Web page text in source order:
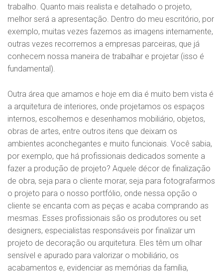
trabalho. Quanto mais realista e detalhado o projeto,
melhor será a apresentação. Dentro do meu escritório, por
exemplo, muitas vezes fazemos as imagens internamente,
outras vezes recorremos a empresas parceiras, que já
conhecem nossa maneira de trabalhar e projetar (isso é
fundamental).
Outra área que amamos e hoje em dia é muito bem vista é
a arquitetura de interiores, onde projetamos os espaços
internos, escolhemos e desenhamos mobiliário, objetos,
obras de artes, entre outros itens que deixam os
ambientes aconchegantes e muito funcionais. Você sabia,
por exemplo, que há profissionais dedicados somente a
fazer a produção de projeto? Aquele décor de finalização
de obra, seja para o cliente morar, seja para fotografarmos
o projeto para o nosso portfólio, onde nessa opção o
cliente se encanta com as peças e acaba comprando as
mesmas. Esses profissionais são os produtores ou set
designers, especialistas responsáveis por finalizar um
projeto de decoração ou arquitetura. Eles têm um olhar
sensível e apurado para valorizar o mobiliário, os
acabamentos e, evidenciar as memórias da família,